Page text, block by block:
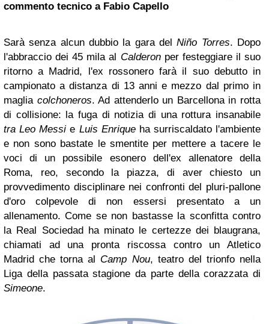
commento tecnico a Fabio Capello
Sarà senza alcun dubbio la gara delNiño Torres. Dopo
l'abbraccio dei 45 mila al Calderonper festeggiare il suo
ritorno a Madrid, l'ex rossonero farà il suo debutto in
campionato a distanza di 13 anni e mezzo dal primo in
maglia colchoneros. Ad attenderlo un Barcellona in rotta
di collisione: la fuga di notizia di una rottura insanabile
tra Leo Messi e Luis Enriqueha surriscaldato l'ambiente
e non sono bastate le smentite per mettere a tacere le
voci di un possibile esonero dell'ex allenatore della
Roma, reo, secondo la piazza, di aver chiesto un
provvedimento disciplinare nei confronti del pluri-pallone
d'oro colpevole di non essersi presentato a un
allenamento. Come se non bastasse la sconfitta contro
la Real Sociedad ha minato le certezze dei blaugrana,
chiamati ad una pronta riscossa contro un Atletico
Madrid che torna al Camp Nou, teatro del trionfo nella
Liga della passata stagione da parte della corazzata di
Simeone.